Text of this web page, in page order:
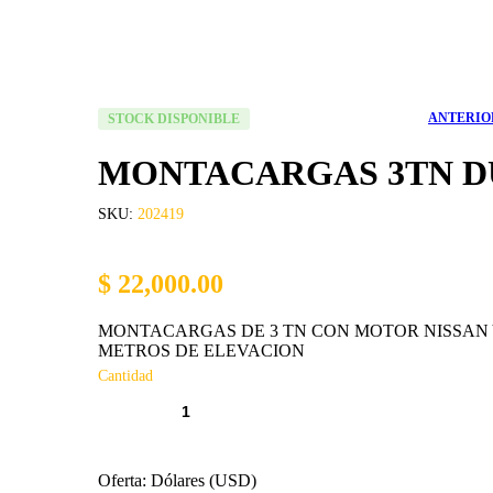
DISPONIBILIDAD:
STOCK DISPONIBLE
$
El
$
El
MONTACARGAS 3TN
SKU: 202419
$ 22,000.00
MONTACARGAS DE 3 TN CON MOTOR NISSAN
METROS DE ELEVACION
Cantidad
Oferta: Dólares (USD)